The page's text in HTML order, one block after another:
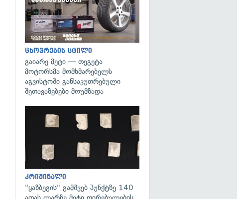
ცხოვრების სტილი
გაიარე მეტი — თეგეტა
მოტორსმა მომხმარებელს
აგვისტოში განსაკუთრებული
შეთავაზებები მოუმზადა
კრიმინალი
"ყაზბეგის" გამშვებ პუნქტზე 140